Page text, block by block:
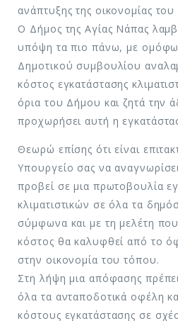
ανάπτυξης της οικονομίας
Ο Δήμος της Αγίας Νάπας
υπόψη τα πιο πάνω, με
Δημοτικού συμβουλίου
κόστος εγκατάστασης
όρια του Δήμου και ζητά την
προχωρήσει αυτή η
Θεωρώ επίσης ότι είναι
Υπουργείο σας να
προβεί σε μια πρωτοβουλία
κλιματιστικών σε όλα τα
σύμφωνα και με τη μελέτη
κόστος θα καλυφθεί από το
στην οικονομία του τόπου.
Στη λήψη μια απόφασης
όλα τα ανταποδοτικά οφέλη
κόστους εγκατάστασης σε